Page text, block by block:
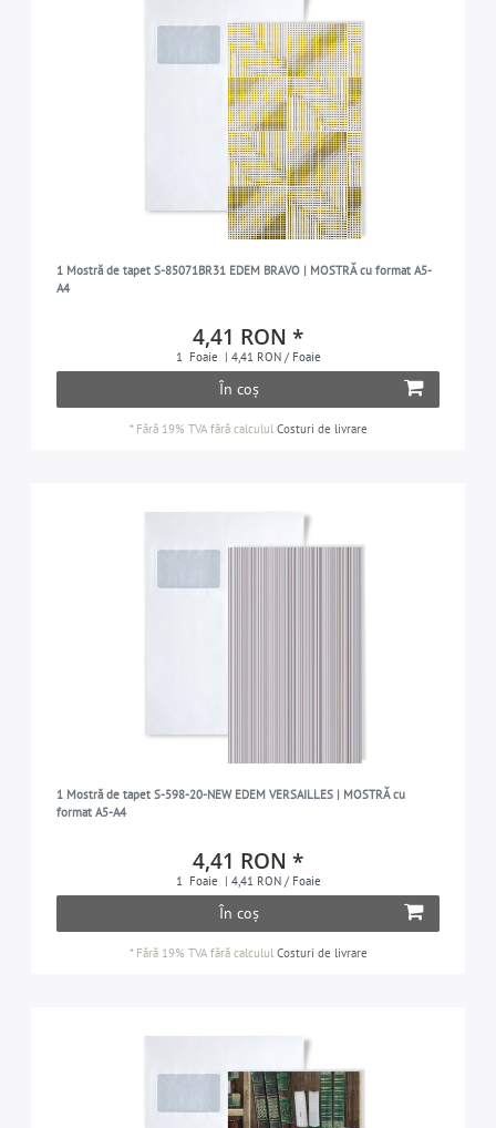
1 Mostră de tapet S-85071BR31 EDEM BRAVO | MOSTRĂ cu format A5-
A4
4,41 RON *
1 Foaie | 4,41 RON / Foaie
În coș
* Fără 19% TVAfără calculul Costuri de livrare
1 Mostră de tapet S-598-20-NEW EDEM VERSAILLES | MOSTRĂ cu
format A5-A4
4,41 RON *
1 Foaie | 4,41 RON / Foaie
În coș
* Fără 19% TVAfără calculul Costuri de livrare